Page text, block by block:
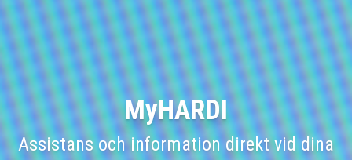
MyHARDI
Assistans och information direkt vid dina